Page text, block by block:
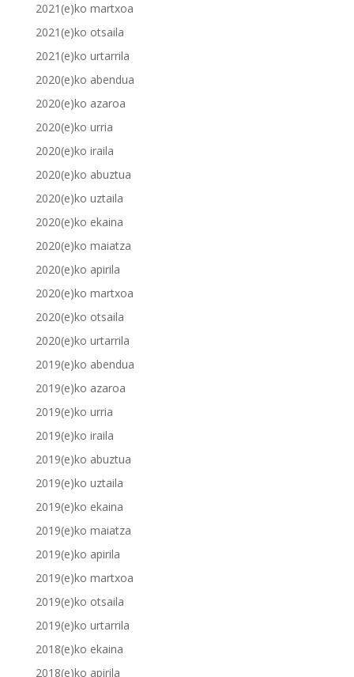
2021(e)ko martxoa
2021(e)ko otsaila
2021(e)ko urtarrila
2020(e)ko abendua
2020(e)ko azaroa
2020(e)ko urria
2020(e)ko iraila
2020(e)ko abuztua
2020(e)ko uztaila
2020(e)ko ekaina
2020(e)ko maiatza
2020(e)ko apirila
2020(e)ko martxoa
2020(e)ko otsaila
2020(e)ko urtarrila
2019(e)ko abendua
2019(e)ko azaroa
2019(e)ko urria
2019(e)ko iraila
2019(e)ko abuztua
2019(e)ko uztaila
2019(e)ko ekaina
2019(e)ko maiatza
2019(e)ko apirila
2019(e)ko martxoa
2019(e)ko otsaila
2019(e)ko urtarrila
2018(e)ko ekaina
2018(e)ko apirila